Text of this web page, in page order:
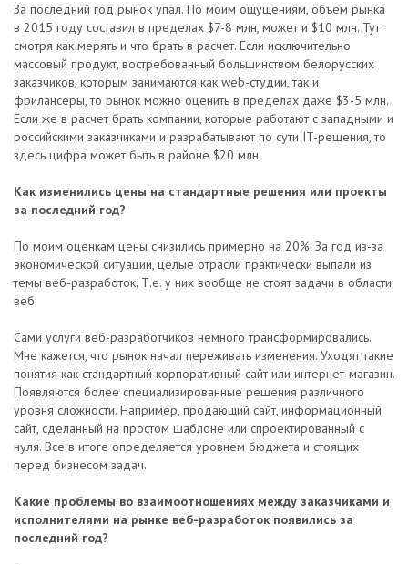
За последний год рынок упал. По моим ощущениям, объем рынка
в 2015 году составил в пределах $7-8 млн, может и $10 млн. Тут
смотря как мерять и что брать в расчет. Если исключительно
массовый продукт, востребованный большинством белорусских
заказчиков, которым занимаются как web-студии, так и
фрилансеры, то рынок можно оценить в пределах даже $3-5 млн.
Если же в расчет брать компании, которые работают с западными и
российскими заказчиками и разрабатывают по сути IT-решения, то
здесь цифра может быть в районе $20 млн.
Как изменились цены на стандартные решения или проекты
за последний год?
По моим оценкам цены снизились примерно на 20%. За год из-за
экономической ситуации, целые отрасли практически выпали из
темы веб-разработок. Т.е. у них вообще не стоят задачи в области
веб.
Сами услуги веб-разработчиков немного трансформировались.
Мне кажется, что рынок начал переживать изменения. Уходят такие
понятия как стандартный корпоративный сайт или интернет-магазин.
Появляются более специализированные решения различного
уровня сложности. Например, продающий сайт, информационный
сайт, сделанный на простом шаблоне или спроектированный с
нуля. Все в итоге определяется уровнем бюджета и стоящих
перед бизнесом задач.
Какие проблемы во взаимоотношениях между заказчиками и
исполнителями на рынке веб-разработок появились за
последний год?